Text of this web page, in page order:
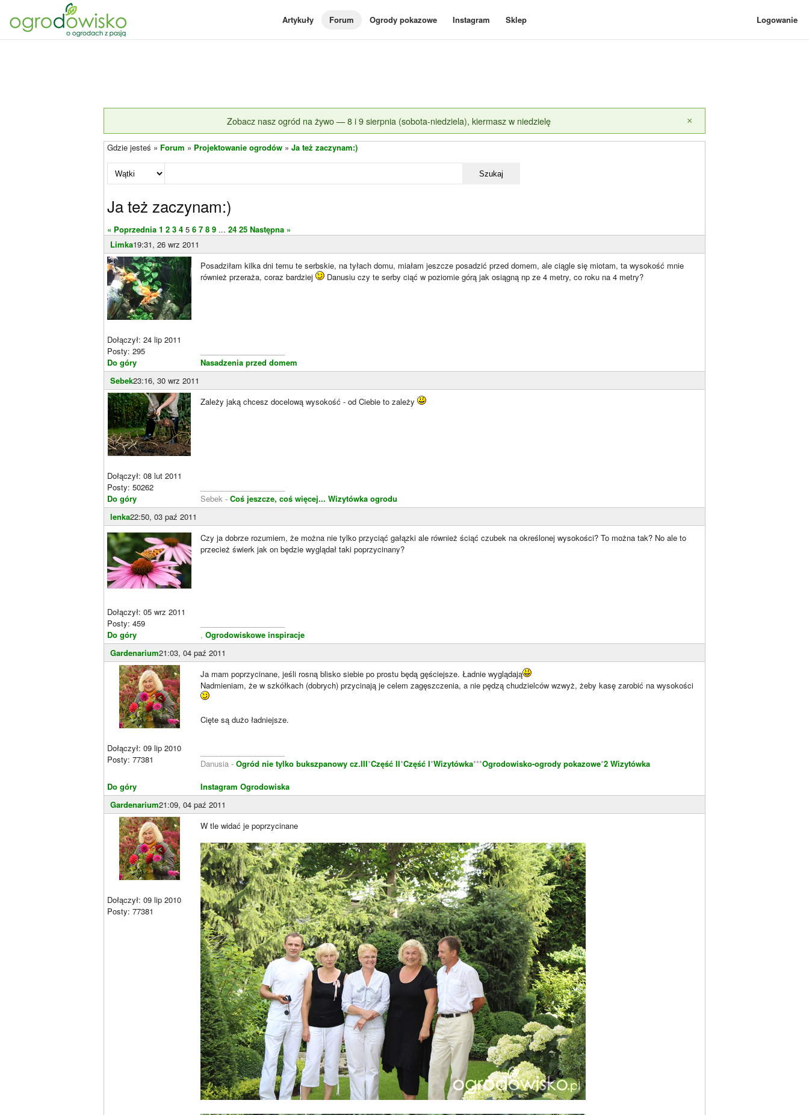
Artykuły Forum Ogrody pokazowe Instagram Sklep Logowanie
Zobacz nasz ogród na żywo — 8 i 9 sierpnia (sobota-niedziela), kiermasz w niedzielę ×
Gdzie jesteś » Forum » Projektowanie ogrodów » Ja też zaczynam:)
Szukaj
Ja też zaczynam:)
« Poprzednia 1 2 3 4 5 6 7 8 9 ... 24 25 Następna »
Limka19:31, 26 wrz 2011
Dołączył: 24 lip 2011
Posty: 295
Do góry
Posadziłam kilka dni temu te serbskie, na tyłach domu, miałam jeszcze posadzić przed domem, ale ciągle się miotam, ta wysokość mnie
również przeraża, coraz bardziej
Danusiu czy te serby ciąć w poziomie górą jak osiągną np ze 4 metry, co roku na 4 metry?
Nasadzenia przed domem
Sebek23:16, 30 wrz 2011
Dołączył: 08 lut 2011
Posty: 50262
Do góry
Zależy jaką chcesz docelową wysokość - od Ciebie to zależy
Sebek - Coś jeszcze, coś więcej... Wizytówka ogrodu
lenka22:50, 03 paź 2011
Dołączył: 05 wrz 2011
Posty: 459
Do góry
Czy ja dobrze rozumiem, że można nie tylko przyciąć gałązki ale również ściąć czubek na określonej wysokości? To można tak? No ale to
przecież świerk jak on będzie wyglądał taki poprzycinany?
, Ogrodowiskowe inspiracje
Gardenarium21:03, 04 paź 2011
Dołączył: 09 lip 2010
Posty: 77381
Do góry
Ja mam poprzycinane, jeśli rosną blisko siebie po prostu będą gęściejsze. Ładnie wyglądają
Nadmieniam, że w szkółkach (dobrych) przycinają je celem zagęszczenia, a nie pędzą chudzielców wzwyż, żeby kasę zarobić na wysokości
Cięte są dużo ładniejsze.
Danusia - Ogród nie tylko bukszpanowy cz.III*Część II*Część I*Wizytówka***Ogrodowisko-ogrody pokazowe*2 Wizytówka
Instagram Ogrodowiska
Gardenarium21:09, 04 paź 2011
Dołączył: 09 lip 2010
Posty: 77381
W tle widać je poprzycinane